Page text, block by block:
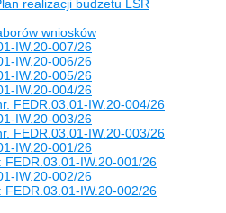
realizacji budżetu LSR
wniosków
IW.20-007/26
IW.20-006/26
IW.20-005/26
IW.20-004/26
FEDR.03.01-IW.20-004/26
IW.20-003/26
FEDR.03.01-IW.20-003/26
IW.20-001/26
FEDR.03.01-IW.20-001/26
IW.20-002/26
FEDR.03.01-IW.20-002/26